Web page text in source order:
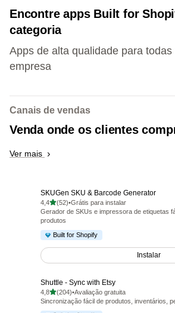
Encontre apps Built for
categoria
Apps de alta qualidade para
empresa
Canais de vendas
Venda onde os clientes
Ver mais
SKUGen SKU & Barcode Generator
4,4de 5 estrelas
(52)
52 avaliações ao todo
•Grátis para instalar
Gerador de SKUs e impressora de etiquetas
produtos
Built for Shopify
Instalar
Shuttle ‑ Sync with Etsy
4,8de 5 estrelas
(204)
204 avaliações ao todo
•Avaliação gratuita
Sincronização fácil de produtos, inventários,